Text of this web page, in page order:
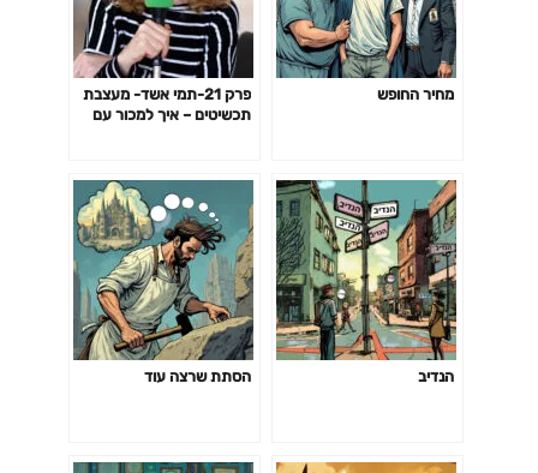
מחיר החופש
פרק 21-תמי אשד- מעצבת
תכשיטים – איך למכור עם
הנדיב הסתת שרצה עוד